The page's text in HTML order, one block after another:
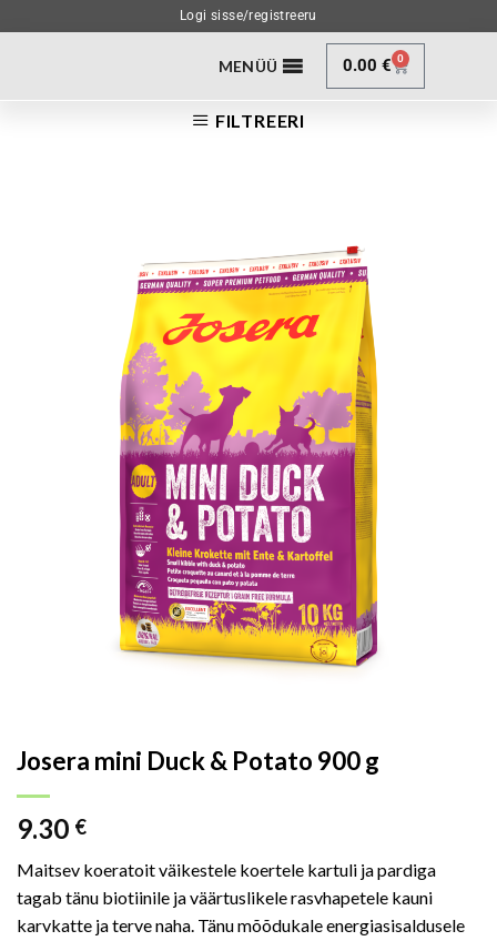
Logi sisse/registreeru
MENÜÜ 0.00€ 0
FILTREERI
Josera mini Duck & Potato 900 g
9.30 €
Maitsev koeratoit väikestele koertele kartuli ja pardiga
tagab tänu biotiinile ja väärtuslikele rasvhapetele kauni
karvkatte ja terve naha. Tänu mõõdukale energiasisaldusele